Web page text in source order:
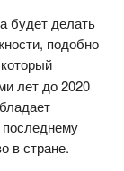
будет делать
подобно
лет до 2020
в стране.